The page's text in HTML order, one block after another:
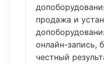
продажа и
онлайн-запись,
честный